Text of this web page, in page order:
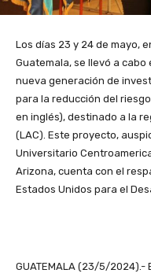
Los días 23 y 24 de mayo,
Guatemala, se llevó a
nueva generación de
para la reducción del
en inglés), destinado a la
(LAC). Este proyecto,
Universitario
Arizona, cuenta con el
Estados Unidos para el
GUATEMALA (23/5/2024).-